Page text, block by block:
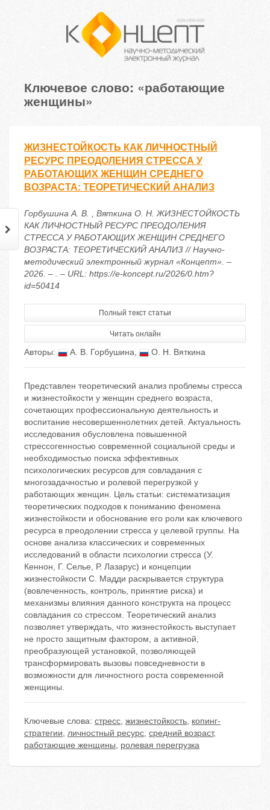
Ключевое слово: «работающие
женщины»
ЖИЗНЕСТОЙКОСТЬ КАК ЛИЧНОСТНЫЙ
РЕСУРС ПРЕОДОЛЕНИЯ СТРЕССА У
РАБОТАЮЩИХ ЖЕНЩИН СРЕДНЕГО
ВОЗРАСТА: ТЕОРЕТИЧЕСКИЙ АНАЛИЗ
Горбушина А. В. , Вяткина О. Н. ЖИЗНЕСТОЙКОСТЬ
КАК ЛИЧНОСТНЫЙ РЕСУРС ПРЕОДОЛЕНИЯ
СТРЕССА У РАБОТАЮЩИХ ЖЕНЩИН СРЕДНЕГО
ВОЗРАСТА: ТЕОРЕТИЧЕСКИЙ АНАЛИЗ // Научно-
методический электронный журнал «Концепт». –
2026. – . – URL: https://e-koncept.ru/2026/0.htm?
id=50414
Полный текст статьи
Читать онлайн
Авторы: А. В. Горбушина, О. Н. Вяткина
Представлен теоретический анализ проблемы стресса
и жизнестойкости у женщин среднего возраста,
сочетающих профессиональную деятельность и
воспитание несовершеннолетних детей. Актуальность
исследования обусловлена повышенной
стрессогенностью современной социальной среды и
необходимостью поиска эффективных
психологических ресурсов для совладания с
многозадачностью и ролевой перегрузкой у
работающих женщин. Цель статьи: систематизация
теоретических подходов к пониманию феномена
жизнестойкости и обоснование его роли как ключевого
ресурса в преодолении стресса у целевой группы. На
основе анализа классических и современных
исследований в области психологии стресса (У.
Кеннон, Г. Селье, Р. Лазарус) и концепции
жизнестойкости С. Мадди раскрывается структура
(вовлеченность, контроль, принятие риска) и
механизмы влияния данного конструкта на процесс
совладания со стрессом. Теоретический анализ
позволяет утверждать, что жизнестойкость выступает
не просто защитным фактором, а активной,
преобразующей установкой, позволяющей
трансформировать вызовы повседневности в
возможности для личностного роста современной
женщины.
Ключевые слова: стресс, жизнестойкость, копинг-
стратегии, личностный ресурс, средний возраст,
работающие женщины, ролевая перегрузка